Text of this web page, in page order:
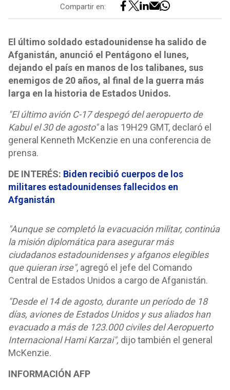
Compartir en:
El último soldado estadounidense ha salido de
Afganistán, anunció el Pentágono el lunes,
dejando el país en manos de los talibanes, sus
enemigos de 20 años, al final de la guerra más
larga en la historia de Estados Unidos.
"El último avión C-17 despegó del aeropuerto de
Kabul el 30 de agosto"a las 19H29 GMT, declaró el
general Kenneth McKenzie en una conferencia de
prensa.
DE INTERÉS: Biden recibió cuerpos de los
militares estadounidenses fallecidos en
Afganistán
"Aunque se completó la evacuación militar, continúa
la misión diplomática para asegurar más
ciudadanos estadounidenses y afganos elegibles
que quieran irse", agregó el jefe del Comando
Central de Estados Unidos a cargo de Afganistán.
"Desde el 14 de agosto, durante un período de 18
días, aviones de Estados Unidos y sus aliados han
evacuado a más de 123.000 civiles del Aeropuerto
Internacional Hami Karzai", dijo también el general
McKenzie.
INFORMACIÓN AFP